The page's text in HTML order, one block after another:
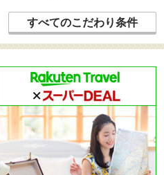
すべてのこだわり条件